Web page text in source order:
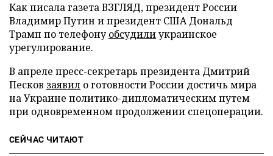
Как писала газета ВЗГЛЯД, президент России
Владимир Путин и президент США Дональд
Трамп по телефонуобсудилиукраинское
урегулирование.
В апреле пресс-секретарь президента Дмитрий
Песков заявил о готовности России достичь мира
на Украине политико-дипломатическим путем
при одновременном продолжении спецоперации.
СЕЙЧАС ЧИТАЮТ